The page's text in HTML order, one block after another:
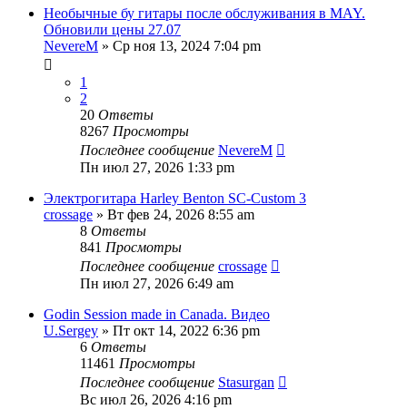
Необычные бу гитары после обслуживания в MAY.
Обновили цены 27.07
NevereM » Ср ноя 13, 2024 7:04 pm
1
2
20 Ответы
8267 Просмотры
Последнее сообщение NevereM
Пн июл 27, 2026 1:33 pm
Электрогитара Harley Benton SC-Custom 3
crossage » Вт фев 24, 2026 8:55 am
8 Ответы
841 Просмотры
Последнее сообщение crossage
Пн июл 27, 2026 6:49 am
Godin Session made in Canada. Видео
U.Sergey » Пт окт 14, 2022 6:36 pm
6 Ответы
11461 Просмотры
Последнее сообщение Stasurgan
Вс июл 26, 2026 4:16 pm